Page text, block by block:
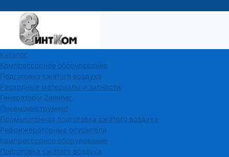
Каталог
Компрессорное оборудование
Подготовка сжатого воздуха
Расходные материалы и запчасти
Генераторы Zammer
Пневмоинструмент
Промышленная подготовка сжатого воздуха
Рефрижераторные осушители
Компрессорное оборудование
Подготовка сжатого воздуха